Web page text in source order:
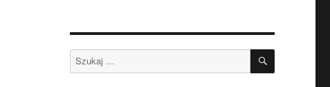
Szukaj: SZUKAJ